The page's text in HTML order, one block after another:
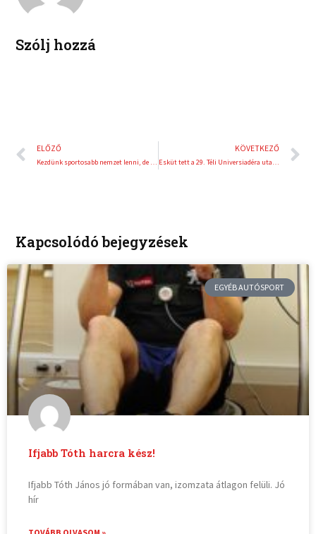
Szólj hozzá
Előző
ELŐZŐ
Kezdünk sportosabb nemzet lenni, de még van hová fejlődni
KÖVETKEZŐ
Esküt tett a 29. Téli Universiadéra utazó magyar csapat
Kapcsolódó bejegyzések
EGYÉB AUTÓSPORT
Ifjabb Tóth harcra kész!
Ifjabb Tóth János jó formában van, izomzata átlagon felüli. Jó
hír